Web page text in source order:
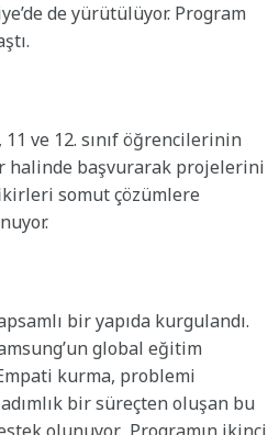
de yürütülüyor. Program
ve 12. sınıf öğrencilerinin
halinde başvurarak projelerini
somut çözümlere
bir yapıda kurgulandı.
global eğitim
kurma, problemi
bir süreçten oluşan bu